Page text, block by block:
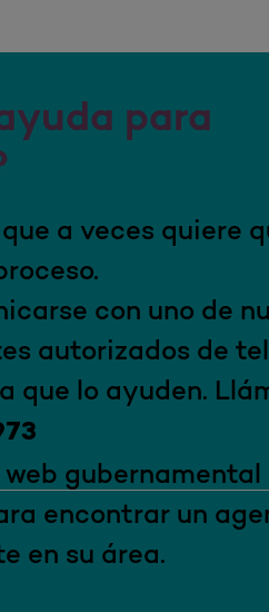
para
a veces quiere
con uno de
autorizados de
que lo ayuden.
encontrar un
en su área.